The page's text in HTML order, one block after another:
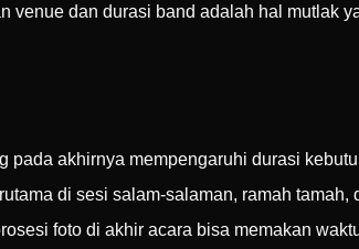
dan durasi band adalah hal mutlak
akhirnya mempengaruhi durasi
di sesi salam-salaman, ramah tamah,
foto di akhir acara bisa memakan